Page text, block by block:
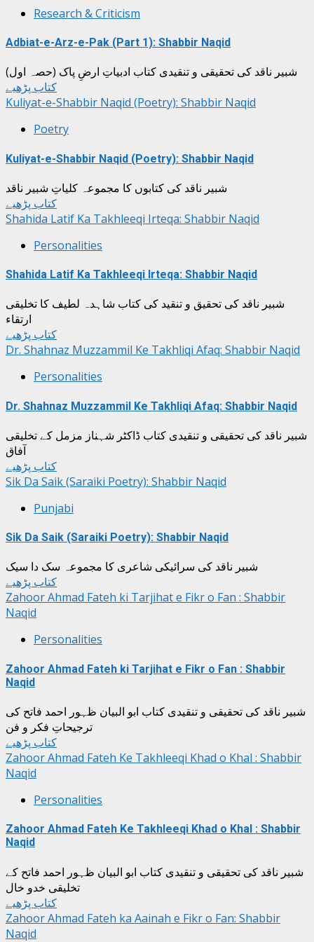
Research & Criticism
Adbiat-e-Arz-e-Pak (Part 1): Shabbir Naqid
شبیر ناقد کی تحقیقی و تنقیدی کتاب ادبیاتِ ارضِ پاک (حصہ اول)
کتاب پڑھیے
Kuliyat-e-Shabbir Naqid (Poetry): Shabbir Naqid
Poetry
Kuliyat-e-Shabbir Naqid (Poetry): Shabbir Naqid
شبیر ناقد کی کتابوں کا مجموعہ کلیاتِ شبیر ناقد
کتاب پڑھیے
Shahida Latif Ka Takhleeqi Irteqa: Shabbir Naqid
Personalities
Shahida Latif Ka Takhleeqi Irteqa: Shabbir Naqid
شبیر ناقد کی تحقیق و تنقید کی کتاب شاہدہ لطیف کا تخلیقی
ارتقاء
کتاب پڑھیے
Dr. Shahnaz Muzzammil Ke Takhliqi Afaq: Shabbir Naqid
Personalities
Dr. Shahnaz Muzzammil Ke Takhliqi Afaq: Shabbir Naqid
شبیر ناقد کی تحقیقی و تنقیدی کتاب ڈاکٹر شہناز مزمل کے تخلیقی
آفاق
کتاب پڑھیے
Sik Da Saik (Saraiki Poetry): Shabbir Naqid
Punjabi
Sik Da Saik (Saraiki Poetry): Shabbir Naqid
شبیر ناقد کی سرائیکی شاعری کا مجموعہ سک دا سیک
کتاب پڑھیے
Zahoor Ahmad Fateh ki Tarjihat e Fikr o Fan : Shabbir
Naqid
Personalities
Zahoor Ahmad Fateh ki Tarjihat e Fikr o Fan : Shabbir
Naqid
شبیر ناقد کی تحقیقی و تنقیدی کتاب ابو البیان ظہور احمد فاتح کی
ترجیحاتِ فکر و فن
کتاب پڑھیے
Zahoor Ahmad Fateh Ke Takhleeqi Khad o Khal : Shabbir
Naqid
Personalities
Zahoor Ahmad Fateh Ke Takhleeqi Khad o Khal : Shabbir
Naqid
شبیر ناقد کی تحقیقی و تنقیدی کتاب ابو البیان ظہور احمد فاتح کے
تخلیقی خدو خال
کتاب پڑھیے
Zahoor Ahmad Fateh ka Aainah e Fikr o Fan: Shabbir
Naqid